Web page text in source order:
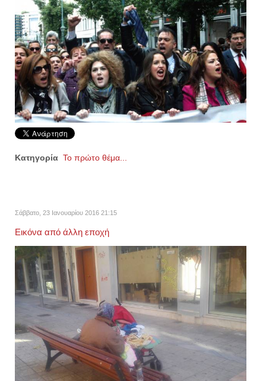
Κατηγορία Το πρώτο θέμα...
Σάββατο, 23 Ιανουαρίου 2016 21:15
Εικόνα από άλλη εποχή